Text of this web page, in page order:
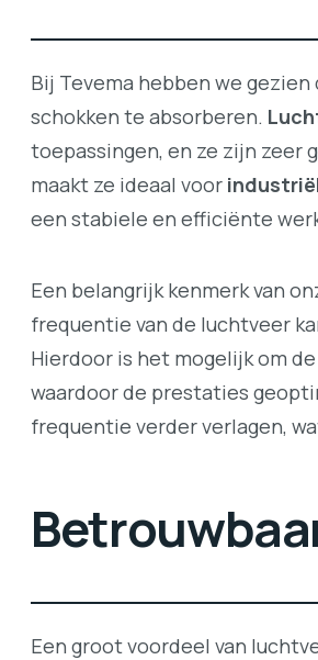
Bij Tevema hebben we
schokken te absorberen.
toepassingen, en ze zijn
maakt ze ideaal voor
een stabiele en efficiënte
Een belangrijk kenmerk van
frequentie van de luchtveer
Hierdoor is het mogelijk om
waardoor de prestaties
frequentie verder verlagen,
Een groot voordeel van